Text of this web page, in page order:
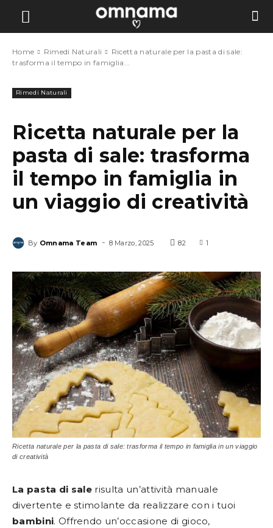
Home Rimedi Naturali
Ricetta naturale per la pasta di sale:
trasforma il tempo in famiglia...
Rimedi Naturali
Ricetta naturale per la
pasta di sale: trasforma
il tempo in famiglia in
un viaggio di creatività
By Omnama Team - 8 Marzo, 2025 82 1
Ricetta naturale per la pasta di sale: trasforma il tempo in famiglia in un viaggio
di creatività
La pasta di sale risulta un’attività manuale
divertente e stimolante da realizzare con i tuoi
bambini. Offrendo un’occasione di gioco,